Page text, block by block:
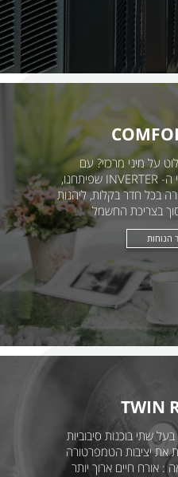
על מיני מרכזי? עם
הטכנולוגיה הייחודית במזגני ה- INVERTER שפיתחנו,
בכל חדר בקלות, ליהנות
בצריכת החשמל
הנוחות
TWIN
שתי בוכנות סיבוביות
את יציבות הטמפרטורה
: אורח חיים ארוך יותר